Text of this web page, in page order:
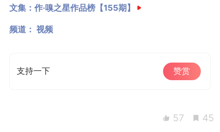
文集：作·嗅之星作品榜【155期】
频道： 视频
支持一下 赞赏
57 45